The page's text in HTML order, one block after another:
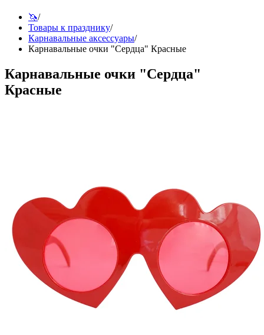
🦄/
Товары к празднику/
Карнавальные аксессуары/
Карнавальные очки "Сердца" Красные
Карнавальные очки "Сердца"
Красные